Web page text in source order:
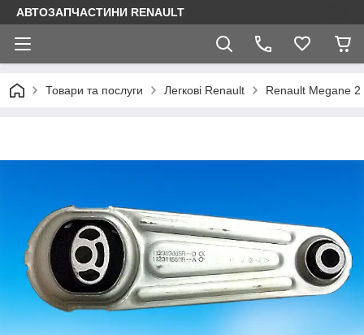
АВТОЗАПЧАСТИНИ RENAULT
Товари та послуги Легкові Renault Renault Megane 2